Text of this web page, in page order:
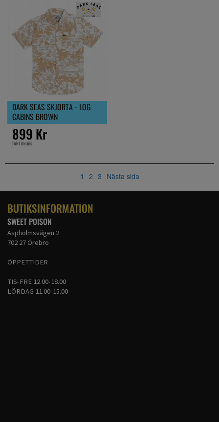
DARK SEAS SKJORTA - LOG
CABINS BROWN
899 Kr
Inkl moms
1 2 3 Nästa sida
BUTIKSINFORMATION
SWEET POISON
Aspholmsvägen 2
702 27 Örebro
ÖPPETTIDER
TIS-FRE 12.00-18.00
LÖRDAG 11.00-15.00